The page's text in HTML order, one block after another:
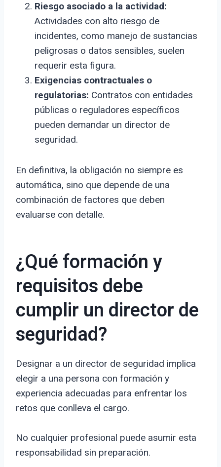
Riesgo asociado a la actividad:
Actividades con alto riesgo de
incidentes, como manejo de sustancias
peligrosas o datos sensibles, suelen
requerir esta figura.
Exigencias contractuales o
regulatorias: Contratos con entidades
públicas o reguladores específicos
pueden demandar un director de
seguridad.
En definitiva, la obligación no siempre es
automática, sino que depende de una
combinación de factores que deben
evaluarse con detalle.
¿Qué formación y
requisitos debe
cumplir un director de
seguridad?
Designar a un director de seguridad implica
elegir a una persona con formación y
experiencia adecuadas para enfrentar los
retos que conlleva el cargo.
No cualquier profesional puede asumir esta
responsabilidad sin preparación.